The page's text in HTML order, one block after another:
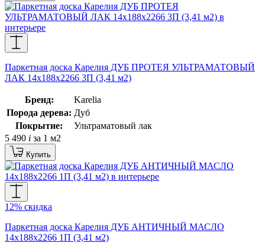
Паркетная доска Карелия ДУБ ПРОТЕЯ УЛЬТРАМАТОВЫЙ
ЛАК 14x188x2266 3П (3,41 м2)
Бренд:
Karelia
Порода дерева: Дуб
Покрытие:
Ультраматовый лак
5 490 i за 1 м2
Купить
12% скидка
Паркетная доска Карелия ДУБ АНТИЧНЫЙ МАСЛО
14x188x2266 1П (3,41 м2)